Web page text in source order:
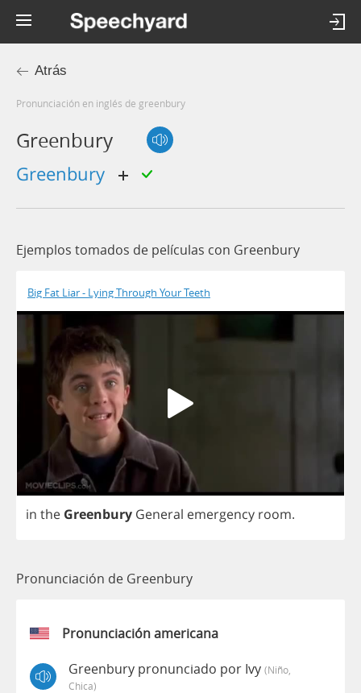
Atrás
Pronunciación en inglés de greenbury
Greenbury
greenbury
Ejemplos tomados de películas con Greenbury
Big Fat Liar - Lying Through Your Teeth
in the Greenbury General emergency room.
Pronunciación de Greenbury
Pronunciación americana
Greenbury pronunciado por Ivy (niño,
Chica)